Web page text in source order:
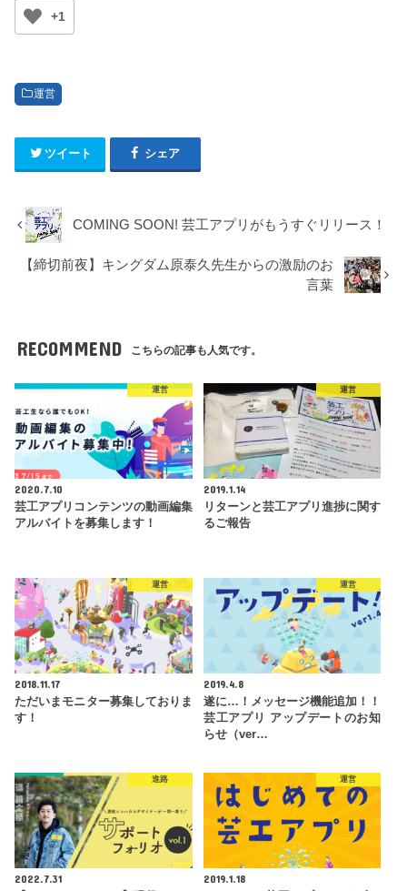
+1
運営
ツイート シェア
COMING SOON! 芸工アプリがもうすぐリリース！
【締切前夜】キングダム原泰久先生からの激励のお
言葉
RECOMMEND こちらの記事も人気です。
運営
2020.7.10
芸工アプリコンテンツの動画編集
アルバイトを募集します！
運営
2019.1.14
リターンと芸工アプリ進捗に関す
るご報告
運営
2018.11.17
ただいまモニター募集しておりま
す！
運営
2019.4.8
遂に…！メッセージ機能追加！！
芸工アプリ アップデートのお知
らせ（ver…
進路
2022.7.31
運営
2019.1.18